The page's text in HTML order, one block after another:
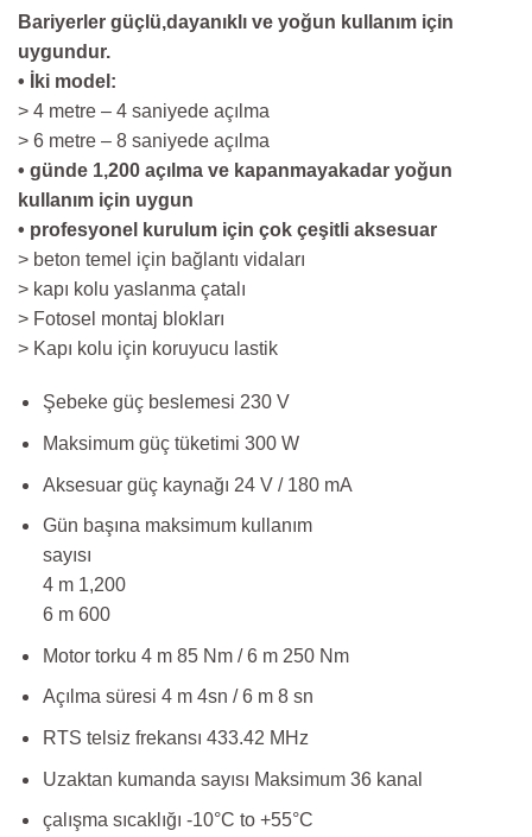
Bariyerler güçlü,dayanıklı ve yoğun kullanım için
uygundur.
• İki model:
> 4 metre – 4 saniyede açılma
> 6 metre – 8 saniyede açılma
• günde 1,200 açılma ve kapanmayakadar yoğun
kullanım için uygun
• profesyonel kurulum için çok çeşitli aksesuar
> beton temel için bağlantı vidaları
> kapı kolu yaslanma çatalı
> Fotosel montaj blokları
> Kapı kolu için koruyucu lastik
Şebeke güç beslemesi 230 V
Maksimum güç tüketimi 300 W
Aksesuar güç kaynağı 24 V / 180 mA
Gün başına maksimum kullanım
sayısı
4 m 1,200
6 m 600
Motor torku 4 m 85 Nm / 6 m 250 Nm
Açılma süresi 4 m 4sn / 6 m 8 sn
RTS telsiz frekansı 433.42 MHz
Uzaktan kumanda sayısı Maksimum 36 kanal
çalışma sıcaklığı -10°C to +55°C